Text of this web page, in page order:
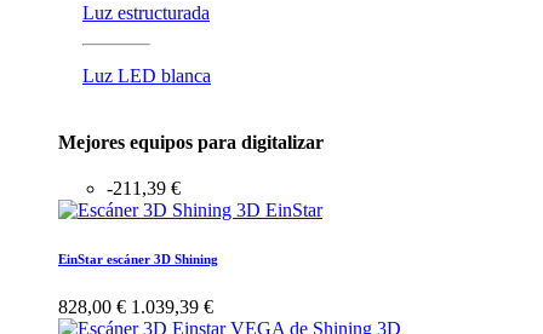
Luz estructurada
Luz LED blanca
Mejores equipos para digitalizar
-211,39 €
EinStar escáner 3D Shining
828,00 € 1.039,39 €